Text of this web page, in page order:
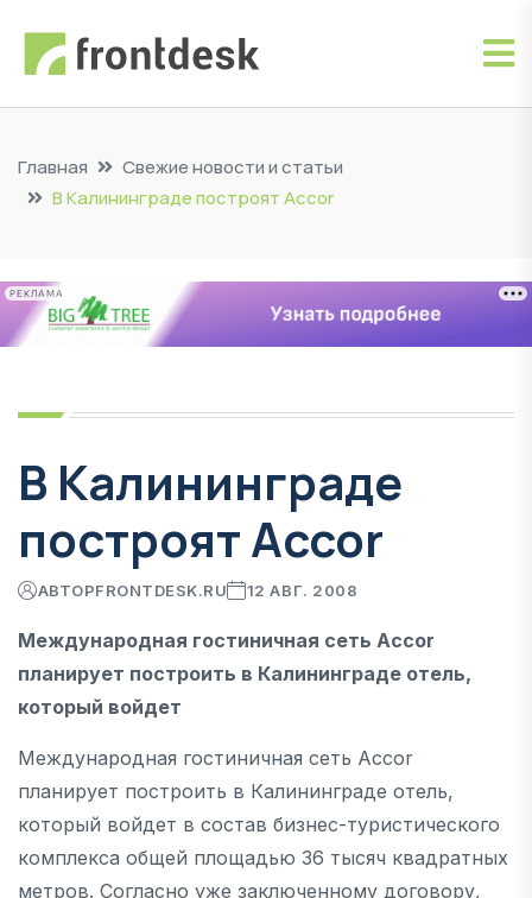
Главная
Свежие новости и статьи
В Калининграде построят Accor
РЕКЛАМА
В Калининграде
построят Accor
АВТОРFRONTDESK.RU 12 АВГ. 2008
Международная гостиничная сеть Accor
планирует построить в Калининграде отель,
который войдет
Международная гостиничная сеть Accor
планирует построить в Калининграде отель,
который войдет в состав бизнес-туристического
комплекса общей площадью 36 тысяч квадратных
метров. Согласно уже заключенному договору,